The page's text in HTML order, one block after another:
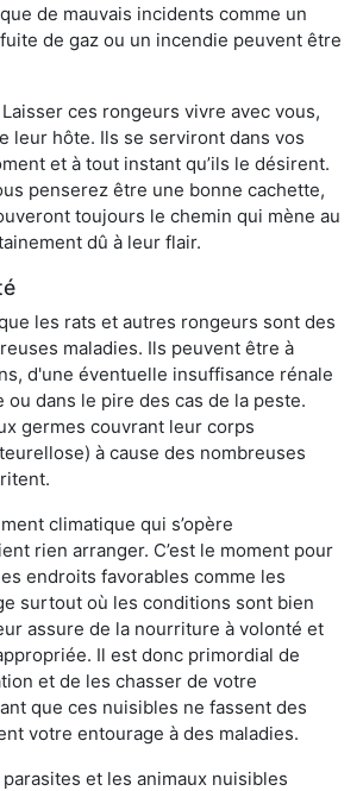
de mauvais incidents comme un
de gaz ou un incendie peuvent être
Laisser ces rongeurs vivre avec vous,
leur hôte. Ils se serviront dans vos
et à tout instant qu’ils le désirent.
penserez être une bonne cachette,
toujours le chemin qui mène au
dû à leur flair.
les rats et autres rongeurs sont des
maladies. Ils peuvent être à
d'une éventuelle insuffisance rénale
ou dans le pire des cas de la peste.
germes couvrant leur corps
à cause des nombreuses
climatique qui s’opère
rien arranger. C’est le moment pour
endroits favorables comme les
surtout où les conditions sont bien
assure de la nourriture à volonté et
Il est donc primordial de
et de les chasser de votre
que ces nuisibles ne fassent des
votre entourage à des maladies.
et les animaux nuisibles